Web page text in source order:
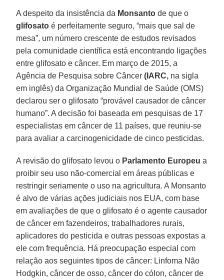
A despeito da insistência da Monsanto de que o
glifosato é perfeitamente seguro, “mais que sal de
mesa”, um número crescente de estudos revisados
pela comunidade científica está encontrando ligações
entre glifosato e câncer. Em março de 2015, a
Agência de Pesquisa sobre Câncer(IARC, na sigla
em inglês) da Organização Mundial de Saúde (OMS)
declarou ser o glifosato “provável causador de câncer
humano”. A decisão foi baseada em pesquisas de 17
especialistas em câncer de 11 países, que reuniu-se
para avaliar a carcinogenicidade de cinco pesticidas.
A revisão do glifosato levou o Parlamento Europeu a
proibir seu uso não-comercial em áreas públicas e
restringir seriamente o uso na agricultura. A Monsanto
é alvo de várias ações judiciais nos EUA, com base
em avaliações de que o glifosato é o agente causador
de câncer em fazendeiros, trabalhadores rurais,
aplicadores do pesticida e outras pessoas expostas a
ele com frequência. Há preocupação especial com
relação aos seguintes tipos de câncer: Linfoma Não
Hodgkin, câncer de osso, câncer do cólon, câncer de